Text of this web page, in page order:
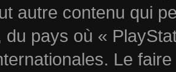
autre contenu qui
du pays où «
Le